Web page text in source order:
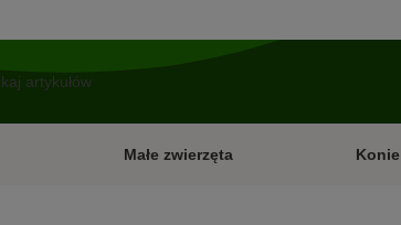
Małe zwierzęta Konie